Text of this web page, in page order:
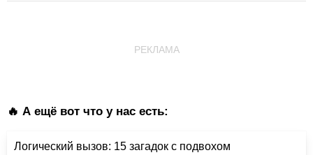
РЕКЛАМА
🔥 А ещё вот что у нас есть:
Логический вызов: 15 загадок с подвохом